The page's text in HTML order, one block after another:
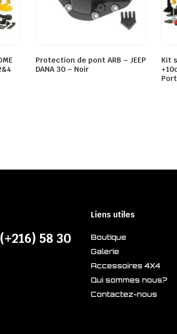
Protection de pont ARB – JEEP
DANA 30 – Noir
Kit
58 30
Liens utiles
Boutique
Galerie
Accessoires 4X4
Qui sommes nous?
Contactez-nous